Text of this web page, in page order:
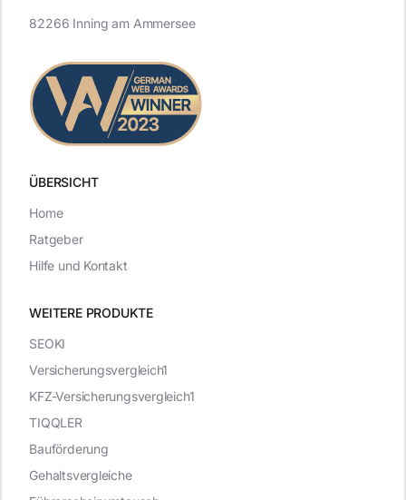
ÜBERSICHT
WEITERE PRODUKTE
82266 Inning am Ammersee
SEOKI
Versicherungsvergleich1
KFZ-Versicherungsvergleich1
TIQQLER
Bauförderung
Gehaltsvergleiche
Home
Ratgeber
Hilfe und Kontakt